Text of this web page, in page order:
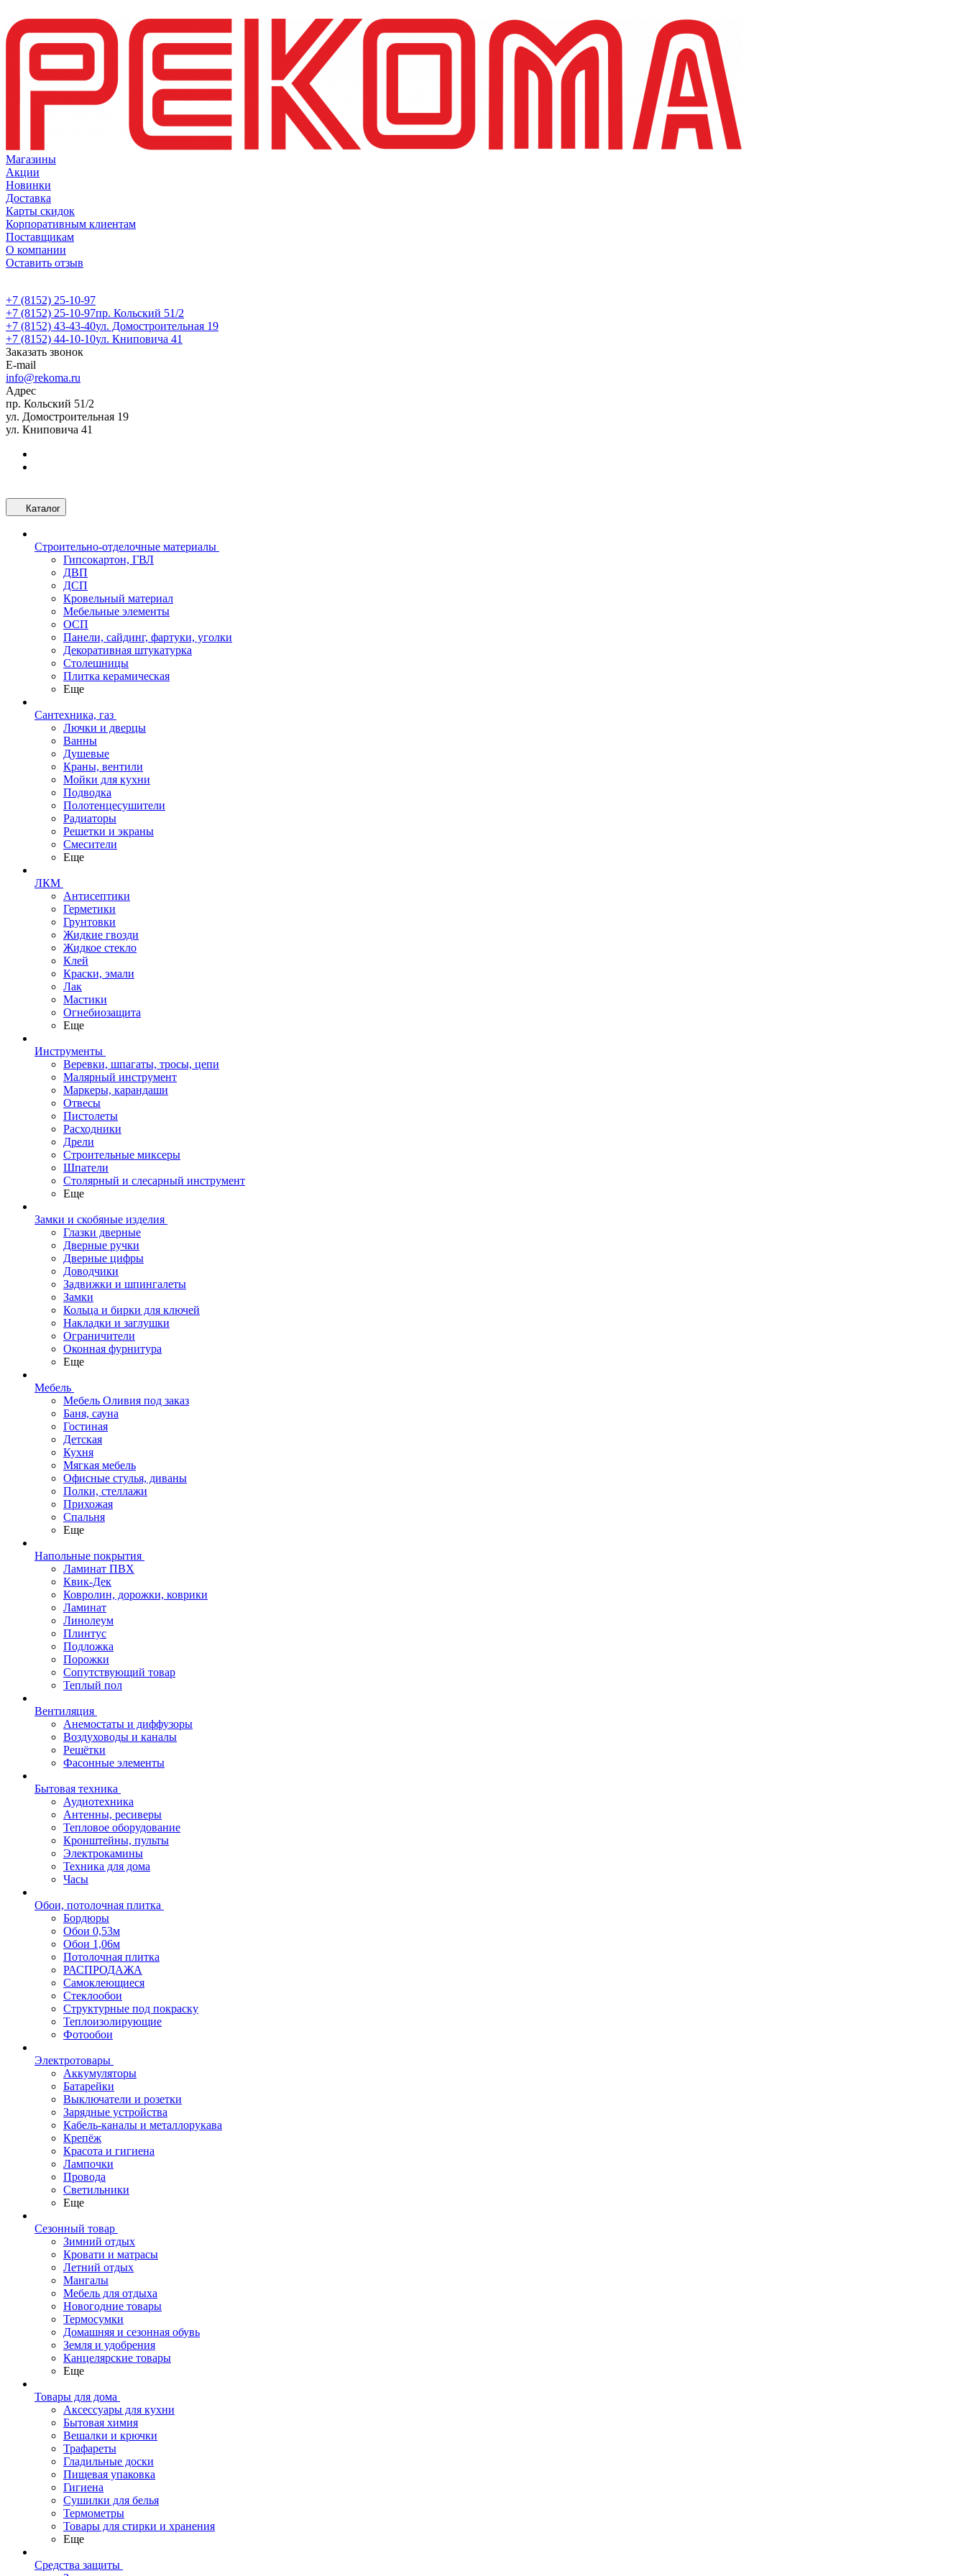
Магазины
Акции
Новинки
Доставка
Карты скидок
Корпоративным клиентам
Поставщикам
О компании
Оставить отзыв
+7 (8152) 25-10-97
+7 (8152) 25-10-97пр. Кольский 51/2
+7 (8152) 43-43-40ул. Домостроительная 19
+7 (8152) 44-10-10ул. Книповича 41
Заказать звонок
E-mail
info@rekoma.ru
Адрес
пр. Кольский 51/2
ул. Домостроительная 19
ул. Книповича 41
Каталог
Строительно-отделочные материалы
Гипсокартон, ГВЛ
ДВП
ДСП
Кровельный материал
Мебельные элементы
ОСП
Панели, сайдинг, фартуки, уголки
Декоративная штукатурка
Столешницы
Плитка керамическая
Еще
Сантехника, газ
Лючки и дверцы
Ванны
Душевые
Краны, вентили
Мойки для кухни
Подводка
Полотенцесушители
Радиаторы
Решетки и экраны
Смесители
Еще
ЛКМ
Антисептики
Герметики
Грунтовки
Жидкие гвозди
Жидкое стекло
Клей
Краски, эмали
Лак
Мастики
Огнебиозащита
Еще
Инструменты
Веревки, шпагаты, тросы, цепи
Малярный инструмент
Маркеры, карандаши
Отвесы
Пистолеты
Расходники
Дрели
Строительные миксеры
Шпатели
Столярный и слесарный инструмент
Еще
Замки и скобяные изделия
Глазки дверные
Дверные ручки
Дверные цифры
Доводчики
Задвижки и шпингалеты
Замки
Кольца и бирки для ключей
Накладки и заглушки
Ограничители
Оконная фурнитура
Еще
Мебель
Мебель Оливия под заказ
Баня, сауна
Гостиная
Детская
Кухня
Мягкая мебель
Офисные стулья, диваны
Полки, стеллажи
Прихожая
Спальня
Еще
Напольные покрытия
Ламинат ПВХ
Квик-Дек
Ковролин, дорожки, коврики
Ламинат
Линолеум
Плинтус
Подложка
Порожки
Сопутствующий товар
Теплый пол
Вентиляция
Анемостаты и диффузоры
Воздуховоды и каналы
Решётки
Фасонные элементы
Бытовая техника
Аудиотехника
Антенны, ресиверы
Тепловое оборудование
Кронштейны, пульты
Электрокамины
Техника для дома
Часы
Обои, потолочная плитка
Бордюры
Обои 0,53м
Обои 1,06м
Потолочная плитка
РАСПРОДАЖА
Самоклеющиеся
Стеклообои
Структурные под покраску
Теплоизолирующие
Фотообои
Электротовары
Аккумуляторы
Батарейки
Выключатели и розетки
Зарядные устройства
Кабель-каналы и металлорукава
Крепёж
Красота и гигиена
Лампочки
Провода
Светильники
Еще
Сезонный товар
Зимний отдых
Кровати и матрасы
Летний отдых
Мангалы
Мебель для отдыха
Новогодние товары
Термосумки
Домашняя и сезонная обувь
Земля и удобрения
Канцелярские товары
Еще
Товары для дома
Аксессуары для кухни
Бытовая химия
Вешалки и крючки
Трафареты
Гладильные доски
Пищевая упаковка
Гигиена
Сушилки для белья
Термометры
Товары для стирки и хранения
Еще
Средства защиты